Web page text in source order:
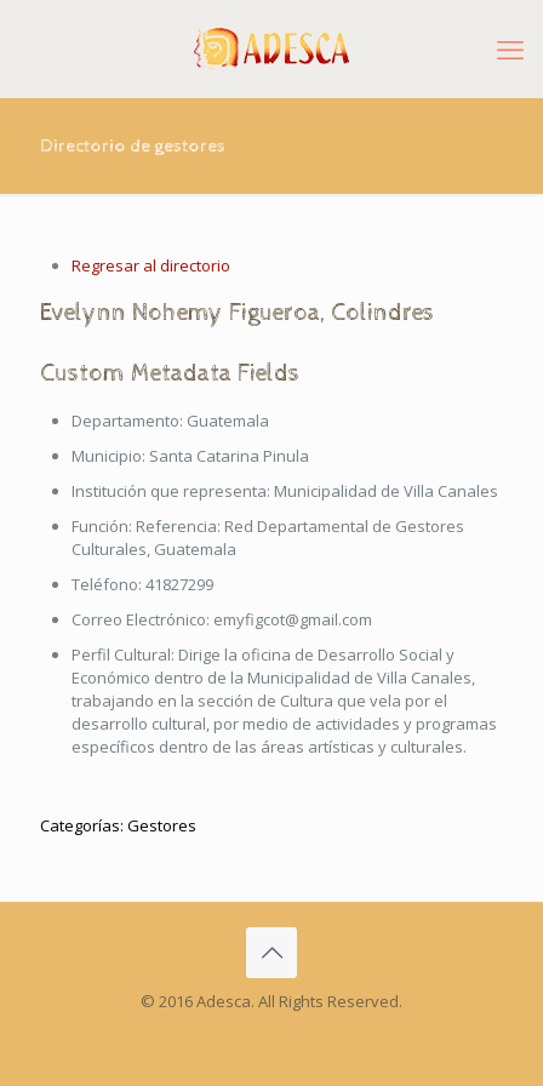
Directorio de gestores
Regresar al directorio
Evelynn Nohemy Figueroa, Colindres
Custom Metadata Fields
Departamento: Guatemala
Municipio: Santa Catarina Pinula
Institución que representa: Municipalidad de Villa Canales
Función: Referencia: Red Departamental de Gestores
Culturales, Guatemala
Teléfono: 41827299
Correo Electrónico: emyfigcot@gmail.com
Perfil Cultural: Dirige la oficina de Desarrollo Social y
Económico dentro de la Municipalidad de Villa Canales,
trabajando en la sección de Cultura que vela por el
desarrollo cultural, por medio de actividades y programas
específicos dentro de las áreas artísticas y culturales.
Categorías: Gestores
© 2016 Adesca. All Rights Reserved.